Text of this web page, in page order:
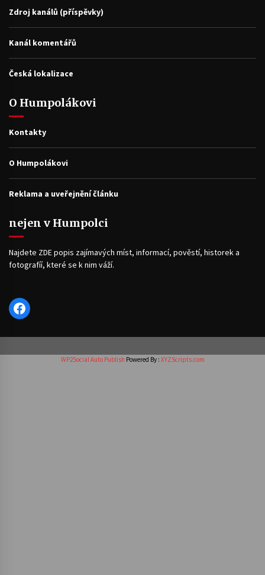
Zdroj kanálů (příspěvky)
Kanál komentářů
Česká lokalizace
O Humpolákovi
Kontakty
O Humpolákovi
Reklama a uveřejnění článku
nejen v Humpolci
Najdete ZDE popis zajímavých míst, informací, pověstí, historek a
fotografíí, které se k nim váží.
Facebook
WP2Social Auto Publish Powered By : XYZScripts.com